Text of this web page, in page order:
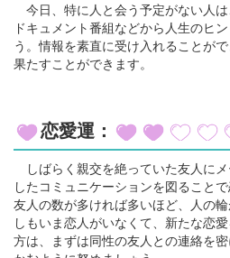
今日、特に人と会う予定がない人
ドキュメント番組などから人生のヒ
う。情報を素直に受け入れることが
果たすことができます。
恋愛運：
しばらく親交を絶っていた友人に
したコミュニケーションを図ること
友人の数が多ければ多いほど、人の
しもいま恋人がいなくて、新たな恋
方は、まずは同性の友人との連絡を